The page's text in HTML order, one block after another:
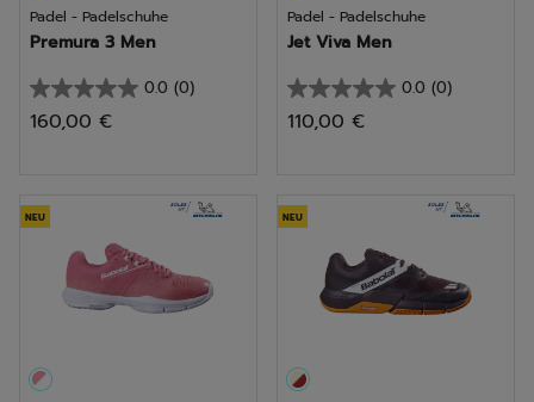
Padel - Padelschuhe
Premura 3 Men
0.0 (0)
0.0
von
160,00 €
Padel - Padelschuhe
Jet Viva Men
0.0 (0)
0.0
von
110,00 €
NEU NEU